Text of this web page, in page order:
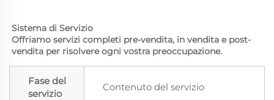
Sistema di Servizio
Offriamo servizi completi pre-vendita, in vendita e post-
vendita per risolvere ogni vostra preoccupazione.
Fase del
servizio
Contenuto del servizio